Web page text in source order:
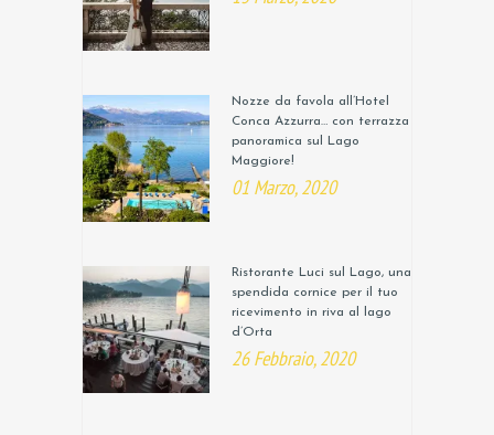
Nozze da favola all’Hotel
Conca Azzurra… con terrazza
panoramica sul Lago
Maggiore!
01 Marzo, 2020
Ristorante Luci sul Lago, una
spendida cornice per il tuo
ricevimento in riva al lago
d’Orta
26 Febbraio, 2020